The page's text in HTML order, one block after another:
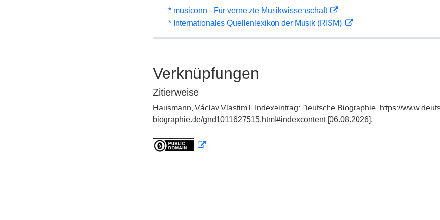
* musiconn - Für vernetzte Musikwissenschaft
* Internationales Quellenlexikon der Musik (RISM)
Verknüpfungen
Zitierweise
Hausmann, Václav Vlastimil, Indexeintrag: Deutsche Biographie, https://
biographie.de/gnd1011627515.html#indexcontent [06.08.2026].